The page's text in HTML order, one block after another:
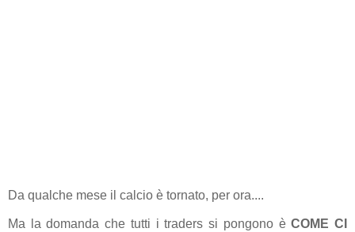
Da qualche mese il calcio è tornato, per ora....
Ma la domanda che tutti i traders si pongono èCOME CI